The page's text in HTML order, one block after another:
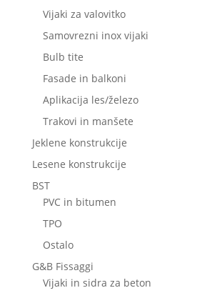
Vijaki za valovitko
Samovrezni inox vijaki
Bulb tite
Fasade in balkoni
Aplikacija les/železo
Trakovi in manšete
Jeklene konstrukcije
Lesene konstrukcije
BST
PVC in bitumen
TPO
Ostalo
G&B Fissaggi
Vijaki in sidra za beton